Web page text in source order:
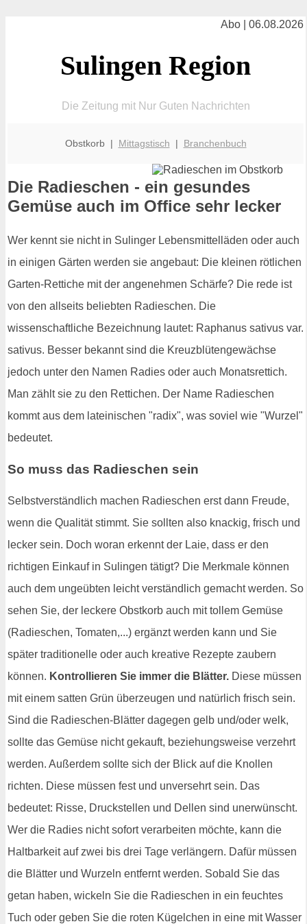
Abo | 06.08.2026
Sulingen Region
Die Zeitung mit Nur Guten Nachrichten
Obstkorb | Mittagstisch | Branchenbuch
Die Radieschen - ein gesundes
Gemüse auch im Office sehr lecker
Wer kennt sie nicht in Sulinger Lebensmittelläden oder auch
in einigen Gärten werden sie angebaut: Die kleinen rötlichen
Garten-Rettiche mit der angenehmen Schärfe? Die rede ist
von den allseits beliebten Radieschen. Die
wissenschaftliche Bezeichnung lautet: Raphanus sativus var.
sativus. Besser bekannt sind die Kreuzblütengewächse
jedoch unter den Namen Radies oder auch Monatsrettich.
Man zählt sie zu den Rettichen. Der Name Radieschen
kommt aus dem lateinischen "radix", was soviel wie "Wurzel"
bedeutet.
So muss das Radieschen sein
Selbstverständlich machen Radieschen erst dann Freude,
wenn die Qualität stimmt. Sie sollten also knackig, frisch und
lecker sein. Doch woran erkennt der Laie, dass er den
richtigen Einkauf in Sulingen tätigt? Die Merkmale können
auch dem ungeübten leicht verständlich gemacht werden. So
sehen Sie, der leckere Obstkorb auch mit tollem Gemüse
(Radieschen, Tomaten,...) ergänzt werden kann und Sie
später traditionelle oder auch kreative Rezepte zaubern
können. Kontrollieren Sie immer die Blätter. Diese müssen
mit einem satten Grün überzeugen und natürlich frisch sein.
Sind die Radieschen-Blätter dagegen gelb und/oder welk,
sollte das Gemüse nicht gekauft, beziehungsweise verzehrt
werden. Außerdem sollte sich der Blick auf die Knollen
richten. Diese müssen fest und unversehrt sein. Das
bedeutet: Risse, Druckstellen und Dellen sind unerwünscht.
Wer die Radies nicht sofort verarbeiten möchte, kann die
Haltbarkeit auf zwei bis drei Tage verlängern. Dafür müssen
die Blätter und Wurzeln entfernt werden. Sobald Sie das
getan haben, wickeln Sie die Radieschen in ein feuchtes
Tuch oder geben Sie die roten Kügelchen in eine mit Wasser